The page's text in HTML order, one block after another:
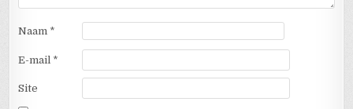
Naam *
E-mail *
Site